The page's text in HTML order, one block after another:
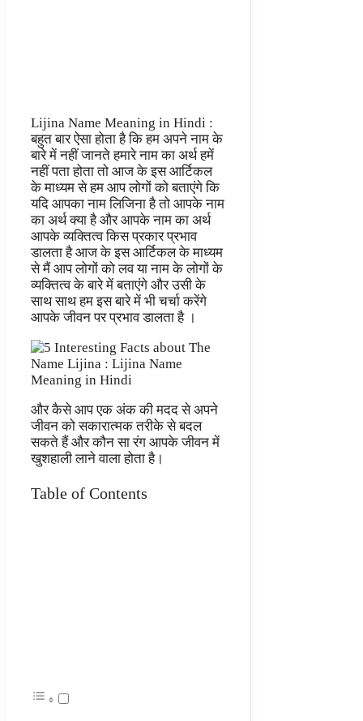
Lijina Name Meaning in Hindi :
बहुत बार ऐसा होता है कि हम अपने नाम के
बारे में नहीं जानते हमारे नाम का अर्थ हमें
नहीं पता होता तो आज के इस आर्टिकल
के माध्यम से हम आप लोगों को बताएंगे कि
यदि आपका नाम लिजिना है तो आपके नाम
का अर्थ क्या है और आपके नाम का अर्थ
आपके व्यक्तित्व किस प्रकार प्रभाव
डालता है आज के इस आर्टिकल के माध्यम
से मैं आप लोगों को लव या नाम के लोगों के
व्यक्तित्व के बारे में बताएंगे और उसी के
साथ साथ हम इस बारे में भी चर्चा करेंगे
आपके जीवन पर प्रभाव डालता है ।
और कैसे आप एक अंक की मदद से अपने
जीवन को सकारात्मक तरीके से बदल
सकते हैं और कौन सा रंग आपके जीवन में
खुशहाली लाने वाला होता है।
Table of Contents